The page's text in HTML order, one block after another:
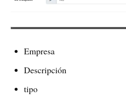
Empresa
Descripción
tipo